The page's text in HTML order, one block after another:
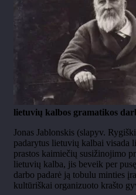
lietuvių kalbos gramatikos
Jonas Jablonskis (slapyv.
padarytus lietuvių kalbai visada
prastos kaimiečių susižinojimo
lietuvių kalba, jis beveik per
darbo padarė ją tobulu minties
kultūriškai organizuoto krašto